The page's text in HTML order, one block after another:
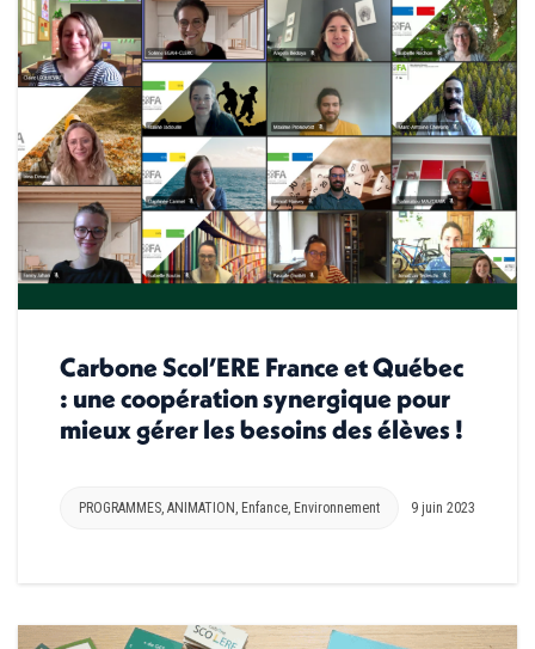
Carbone Scol’ERE France et Québec
: une coopération synergique pour
mieux gérer les besoins des élèves !
PROGRAMMES, ANIMATION , Enfance, Environnement 9 juin 2023